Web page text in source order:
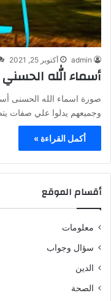
admin أكتوبر 25, 2021
أسماء الله
وجميعهم يدلوا علي صفات
أكمل القراءة »
أقسام الموقع
معلومات
سؤال وجواب
الدين
الصحة